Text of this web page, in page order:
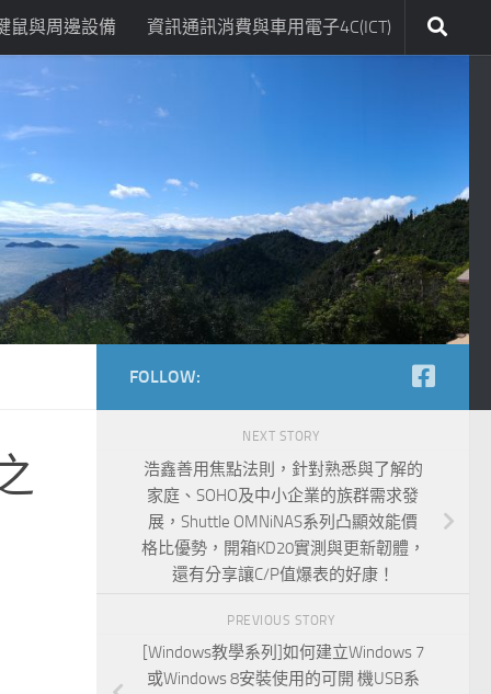
鼠與周邊設備 資訊通訊消費與車用電子4C(ICT)
FOLLOW:
NEXT STORY
浩鑫善用焦點法則，針對熟悉與了解的
家庭、SOHO及中小企業的族群需求發
展，Shuttle OMNiNAS系列凸顯效能價
格比優勢，開箱KD20實測與更新韌體，
還有分享讓C/P值爆表的好康！
PREVIOUS STORY
[Windows教學系列]如何建立Windows 7
或Windows 8安裝使用的可開 機USB系